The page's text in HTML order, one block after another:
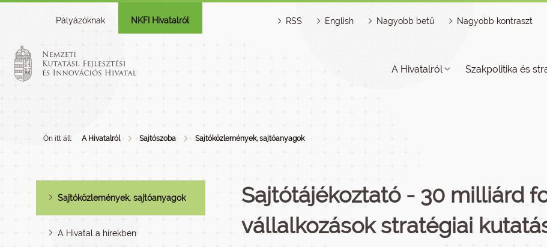
Pályázóknak NKFI Hivatalról RSS English Nagyobb betű Nagyobb kontraszt
A Hivatalról Szakpolitika és
Ön itt áll: A Hivatalról Sajtószoba Sajtóközlemények, sajtóanyagok
Sajtóközlemények, sajtóanyagok
A Hivatal a hírekben
Sajtótájékoztató - 30 milliárd
vállalkozások stratégiai